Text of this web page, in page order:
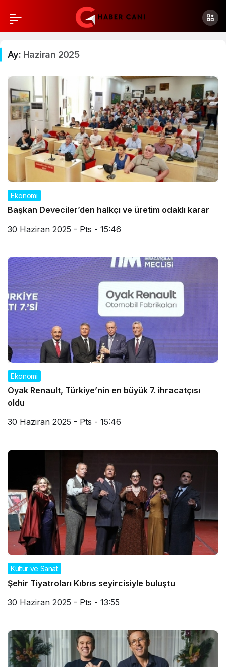
Ay: Haziran 2025
Ekonomi
Başkan Deveciler’den halkçı ve üretim odaklı karar
30 Haziran 2025 - Pts - 15:46
Ekonomi
Oyak Renault, Türkiye’nin en büyük 7. ihracatçısı
oldu
30 Haziran 2025 - Pts - 15:46
Kültür ve Sanat
Şehir Tiyatroları Kıbrıs seyircisiyle buluştu
30 Haziran 2025 - Pts - 13:55